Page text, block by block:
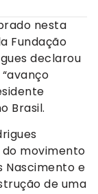
nesta
Fundação
declarou
Brasil.
movimento
Nascimento e
de uma